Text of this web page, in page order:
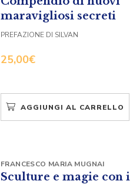
maravigliosi secreti
25,00€
PREFAZIONE DI SILVAN
AGGIUNGI AL CARRELLO
Sculture e magie con i
FRANCESCO MARIA MUGNAI